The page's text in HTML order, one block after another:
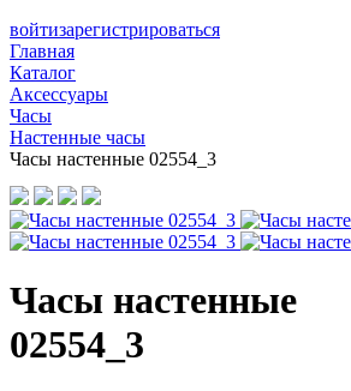
войтизарегистрироваться
Главная
Каталог
Аксессуары
Часы
Настенные часы
Часы настенные 02554_3
Часы настенные
02554_3